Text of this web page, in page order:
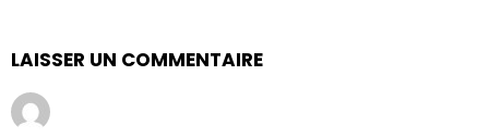
LAISSER UN COMMENTAIRE